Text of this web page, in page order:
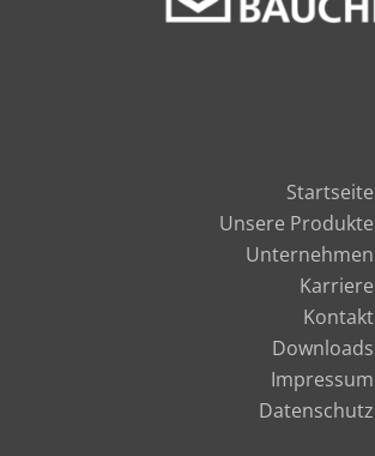
Startseite
Unsere Produkte
Unternehmen
Karriere
Kontakt
Downloads
Impressum
Datenschutz